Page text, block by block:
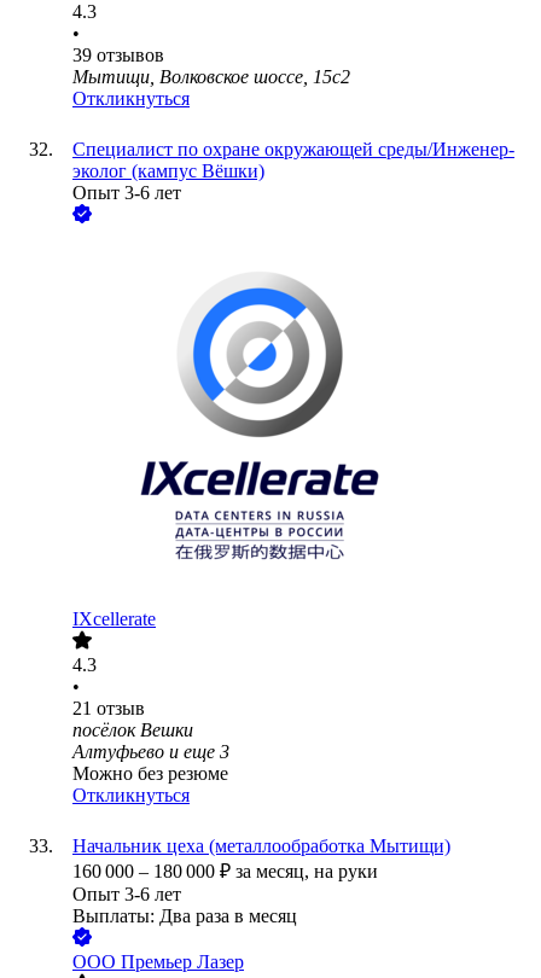
4.3
•
39 отзывов
Мытищи, Волковское шоссе, 15с2
Откликнуться
Специалист по охране окружающей среды/Инженер-
эколог (кампус Вёшки)
Опыт 3-6 лет
IXcellerate
4.3
•
21 отзыв
посёлок Вешки
Алтуфьево и еще 3
Можно без резюме
Откликнуться
Начальник цеха (металлообработка Мытищи)
160 000 – 180 000 ₽ за месяц, на руки
Опыт 3-6 лет
Выплаты: Два раза в месяц
ООО Премьер Лазер